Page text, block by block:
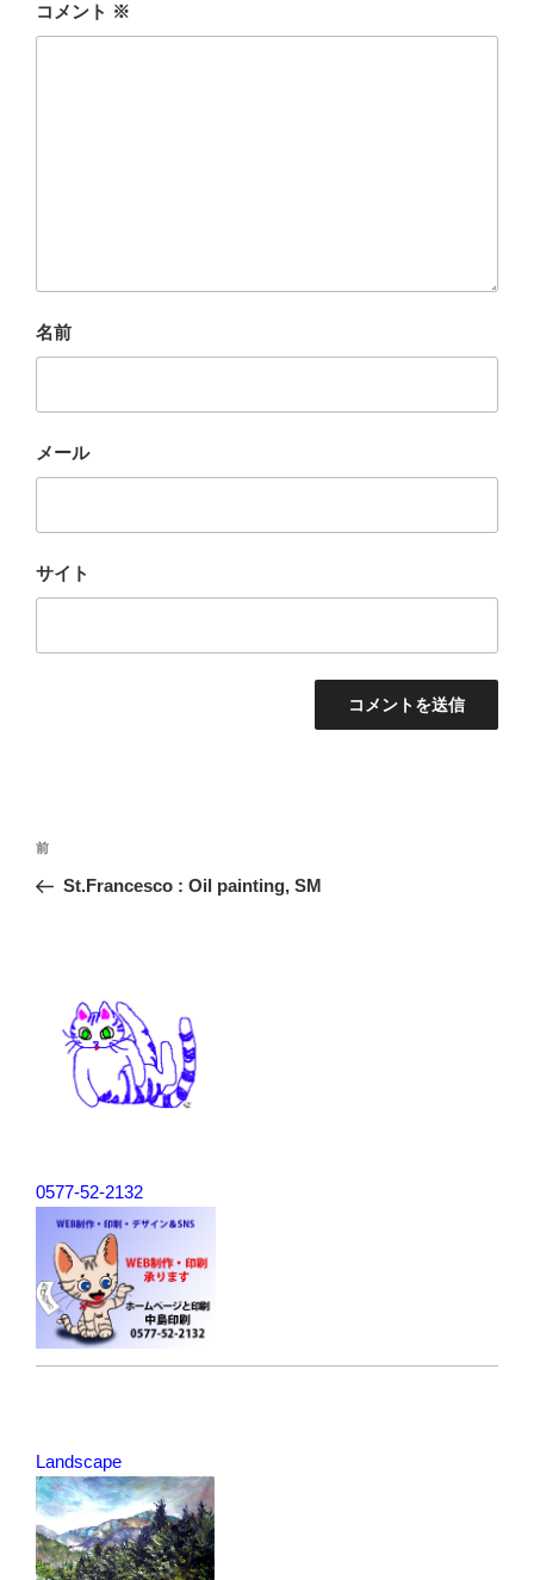
コメント ※
名前
メール
サイト
稿
ナ
前
の
前
St.Francesco : Oil painting, SM
0577-52-2132
Landscape